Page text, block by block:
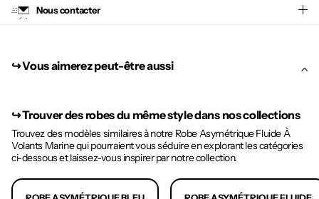
Nous contacter
↪︎ Vous aimerez peut-être aussi
↪︎Trouver des robes du même style dans nos collections
Trouvez des modèles similaires à notre Robe Asymétrique Fluide À
Volants Marine qui pourraient vous séduire en explorant les catégories
ci-dessous et laissez-vous inspirer par notre collection.